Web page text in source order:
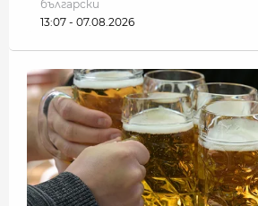
български
13:07 - 07.08.2026